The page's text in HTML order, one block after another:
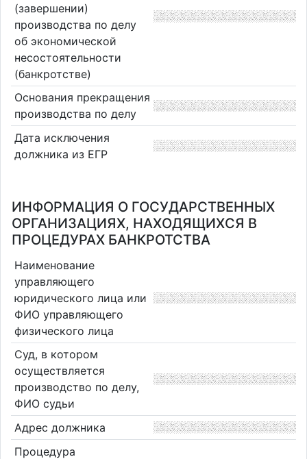
(завершении)
производства по делу
об экономической
несостоятельности
(банкротстве)
Основания прекращения
производства по делу
Дата исключения
должника из ЕГР
ИНФОРМАЦИЯ О ГОСУДАРСТВЕННЫХ
ОРГАНИЗАЦИЯХ, НАХОДЯЩИХСЯ В
ПРОЦЕДУРАХ БАНКРОТСТВА
Наименование
управляющего
юридического лица или
ФИО управляющего
физического лица
Суд, в котором
осуществляется
производство по делу,
ФИО судьи
Адрес должника
Процедура